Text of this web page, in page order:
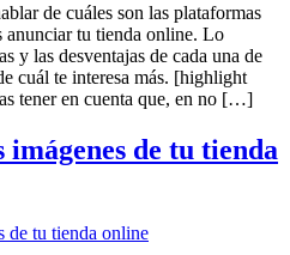
de cuáles son las plataformas
anunciar tu tienda online. Lo
y las desventajas de cada una de
cuál te interesa más. [highlight
tener en cuenta que, en no […]
de tu tienda